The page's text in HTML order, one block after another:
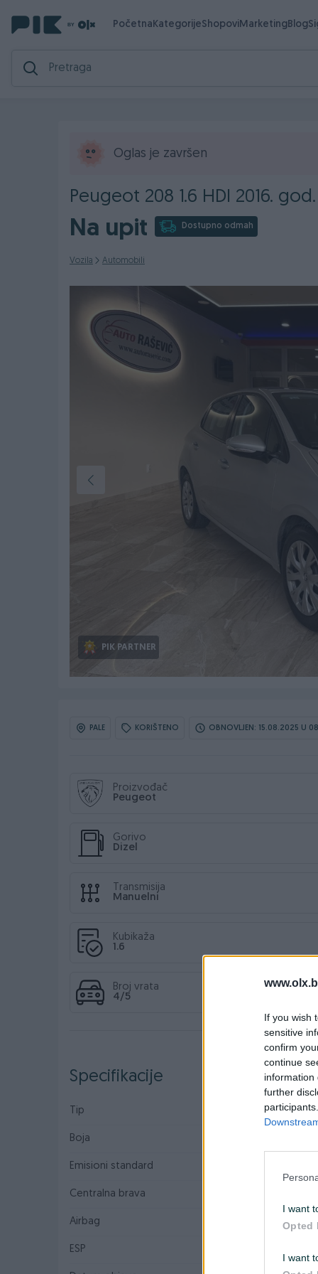
If you wish
sensitive
confirm
continue
information
further
I want
Opted
I want
PočetnaKategorijeShopoviMarketingBlog
Oglas je završen
Peugeot 208 1.6 HDI 2016.
Na upit Dostupno odmah
Vozila Automobili
PIK PARTNER
PALE KORIŠTENO OBNOVLJEN: 15.08.2025 U
Proizvođač
Peugeot
Gorivo
Dizel
Transmisija
Manuelni
Kubikaža
1.6
Broj vrata
4/5
Specifikacije
Tip
Boja
Emisioni standard
Centralna brava
Airbag
ESP